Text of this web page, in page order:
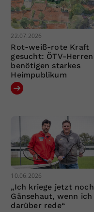
22.07.2026
Rot-weiß-rote Kraft
gesucht: ÖTV-Herren
benötigen starkes
Heimpublikum
10.06.2026
„Ich kriege jetzt noch
Gänsehaut, wenn ich
darüber rede“